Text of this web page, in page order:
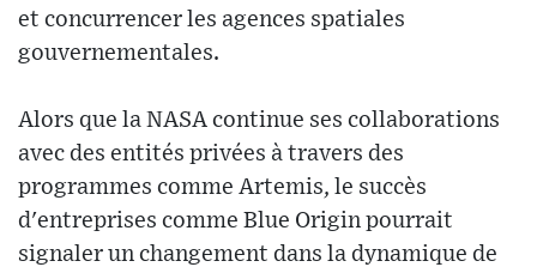
et concurrencer les agences spatiales
gouvernementales.
Alors que la NASA continue ses collaborations
avec des entités privées à travers des
programmes comme Artemis, le succès
d'entreprises comme Blue Origin pourrait
signaler un changement dans la dynamique de